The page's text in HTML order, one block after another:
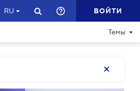
RU ВОЙТИ
Темы